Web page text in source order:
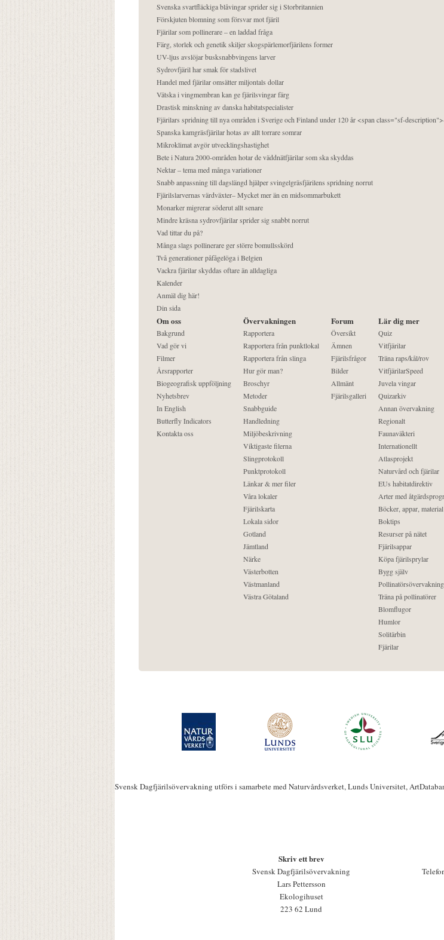
Svenska svartfläckiga blåvingar sprider sig i Storbritannien
Förskjuten blomning som försvar mot fjäril
Fjärilar som pollinerare – en laddad fråga
Färg, storlek och genetik skiljer skogspärlemorfjärilens former
UV-ljus avslöjar busksnabbvingens larver
Sydrovfjäril har smak för stadslivet
Handel med fjärilar omsätter miljontals dollar
Vätska i vingmembran kan ge fjärilsvingar färg
Drastisk minskning av danska habitatspecialister
Fjärilars spridning till nya områden i Sverige och Finland under 120 år <span class="sf-
Spanska kamgräsfjärilar hotas av allt torrare somrar
Mikroklimat avgör utvecklingshastighet
Bete i Natura 2000-områden hotar de väddnätfjärilar som ska skyddas
Nektar – tema med många variationer
Snabb anpassning till dagslängd hjälper svingelgräsfjärilens spridning norrut
Fjärilslarvernas värdväxter– Mycket mer än en midsommarbukett
Monarker migrerar söderut allt senare
Mindre kräsna sydrovfjärilar sprider sig snabbt norrut
Vad tittar du på?
Många slags pollinerare ger större bomullsskörd
Två generationer påfågelöga i Belgien
Vackra fjärilar skyddas oftare än alldagliga
Kalender
Anmäl dig här!
Din sida
Om oss
Bakgrund
Vad gör vi
Filmer
Årsrapporter
Biogeografisk uppföljning
Nyhetsbrev
In English
Butterfly Indicators
Kontakta oss
Övervakningen
Rapportera
Rapportera från punktlokal
Rapportera från slinga
Hur gör man?
Broschyr
Metoder
Snabbguide
Handledning
Miljöbeskrivning
Viktigaste filerna
Slingprotokoll
Punktprotokoll
Länkar & mer filer
Våra lokaler
Fjärilskarta
Lokala sidor
Gotland
Jämtland
Närke
Västerbotten
Västmanland
Västra Götaland
Forum
Översikt
Ämnen
Fjärilsfrågor
Bilder
Allmänt
Fjärilsgalleri
Lär dig mer
Quiz
Vitfjärilar
Träna raps/kål/rov
VitfjärilarSpeed
Juvela vingar
Quizarkiv
Annan övervakning
Regionalt
Faunaväkteri
Internationellt
Atlasprojekt
Naturvård och fjärilar
EUs habitatdirektiv
Arter med
Böcker, appar,
Boktips
Resurser på nätet
Fjärilsappar
Köpa fjärilsprylar
Bygg själv
Pollinatörsövervakning
Träna på pollinatörer
Blomflugor
Humlor
Solitärbin
Fjärilar
Svensk Dagfjärilsövervakning utförs i samarbete med Naturvårdsverket, Lunds Universitet,
Skriv ett brev
Svensk Dagfjärilsövervakning
Lars Pettersson
Ekologihuset
223 62 Lund